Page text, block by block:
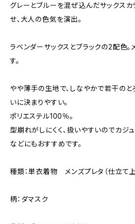
グレーとブルーを混ぜ込んだサックス
せ、大人の色気を演出。
ラベンダーサックスとブラックの2配色。
す。
やや薄手の生地で、しなやかで若干の
いに決まりやすい。
ポリエステル100％。
型崩れがしにくく、扱いやすいのでカジ
などにもおすすめです。
種類：単衣着物 メンズプレタ（仕立て上
柄：ダマスク